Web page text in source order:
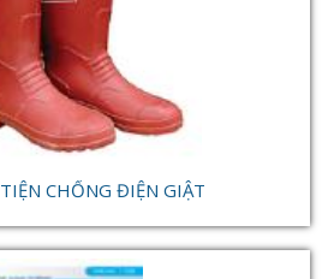
CHỐNG ĐIỆN GIẬT